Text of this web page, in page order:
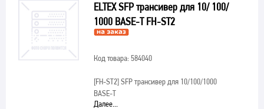
ELTEX SFP трансивер для 10/ 100/
1000 BASE-T FH-ST2
Код товара: 584040
[FH-ST2]SFP трансивер для 10/100/1000
BASE-T
Далее...